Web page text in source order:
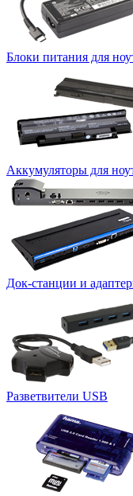
Блоки питания для
Аккумуляторы для
Док-станции и
Разветвители USB